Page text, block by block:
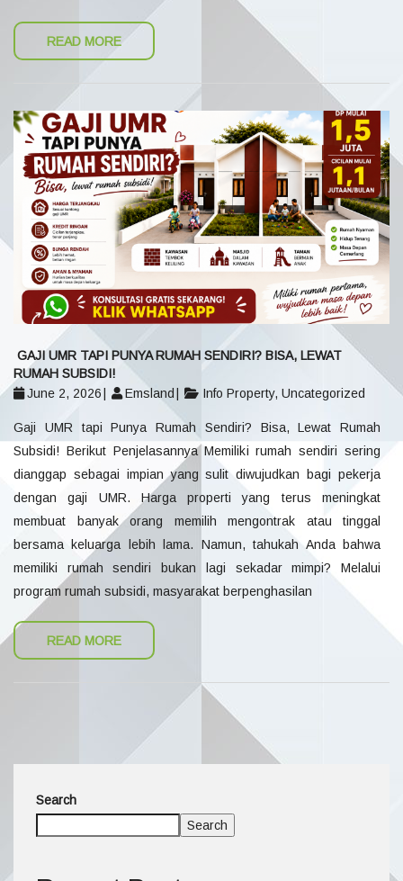
READ MORE
GAJI UMR TAPI PUNYA RUMAH SENDIRI? BISA, LEWAT
RUMAH SUBSIDI!
June 2, 2026
Emsland Info Property, Uncategorized
Gaji UMR tapi Punya Rumah Sendiri? Bisa, Lewat Rumah
Subsidi! Berikut Penjelasannya Memiliki rumah sendiri sering
dianggap sebagai impian yang sulit diwujudkan bagi pekerja
dengan gaji UMR. Harga properti yang terus meningkat
membuat banyak orang memilih mengontrak atau tinggal
bersama keluarga lebih lama. Namun, tahukah Anda bahwa
memiliki rumah sendiri bukan lagi sekadar mimpi? Melalui
program rumah subsidi, masyarakat berpenghasilan
READ MORE
Search
Search